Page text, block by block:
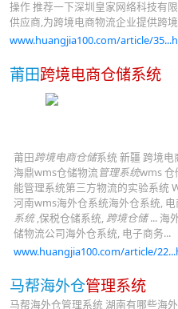
操作 推荐一下深圳皇家网络科技有
供应商,为跨境电商物流企业提供跨
www.huangjia100.com/article/
莆田跨境电商仓储系统
莆田跨境电商仓储系统 新疆 跨境电
海鼎wms仓储物流管理系统wms 仓
能管理系统第三方物流的实验系统
河南wms海外仓系统海外仓系统,
系统,保税仓储系统, 跨境仓储... 海
储物流公司海外仓系统, 电子商务...
www.huangjia100.com/article/
马帮海外仓管理系统
马帮海外仓管理系统 湖南有哪些海